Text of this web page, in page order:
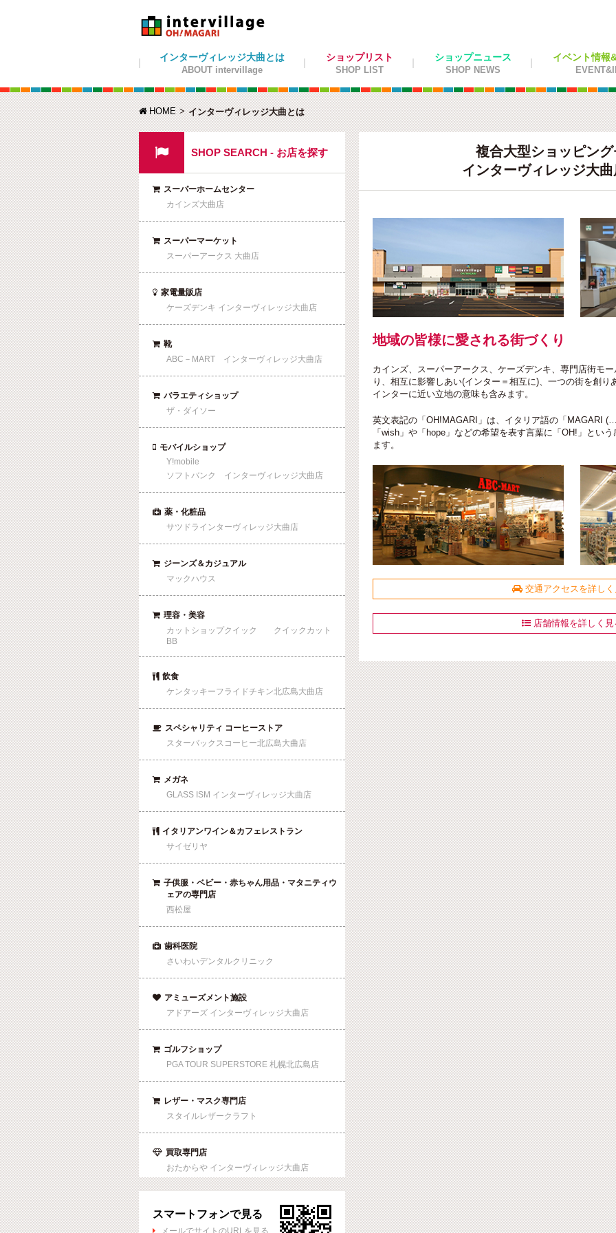
インターヴィレッジ大曲とは
ABOUT intervillage
ショップリスト
SHOP LIST
ショップニュース
SHOP NEWS
イベント情報
HOME インターヴィレッジ大曲とは
複合大型ショッピン
インターヴィレッジ大
地域の皆様に愛される街づくり
カインズ、スーパーアークス、ケーズデンキ、専門店街モ
り、相互に影響しあい(インター＝相互に)、一つの街を創
インターに近い立地の意味も含みます。
英文表記の「OH!MAGARI」は、イタリア語の「MAGARI
「wish」や「hope」などの希望を表す言葉に「OH!」とい
ます。
交通アクセスを詳しく
店舗情報を詳しく見
 SHOP SEARCH - お店を探す
 スーパーホームセンター
カインズ大曲店
 スーパーマーケット
スーパーアークス 大曲店
 家電量販店
ケーズデンキ インターヴィレッジ大曲店
 靴
ABC－MART インターヴィレッジ大曲店
 バラエティショップ
ザ・ダイソー
 モバイルショップ
Y!mobile
ソフトバンク インターヴィレッジ大曲店
 薬・化粧品
サツドラインターヴィレッジ大曲店
 ジーンズ＆カジュアル
マックハウス
 理容・美容
カットショップクイック クイックカット
BB
 飲食
ケンタッキーフライドチキン北広島大曲店
 スペシャリティ コーヒーストア
スターバックスコーヒー北広島大曲店
 メガネ
GLASS ISM インターヴィレッジ大曲店

イタリアンワイン＆カフェレストラン
サイゼリヤ
 子供服・ベビー・赤ちゃん用品・マタニティウ
ェアの専門店
西松屋
 歯科医院
さいわいデンタルクリニック
 アミューズメント施設
アドアーズ インターヴィレッジ大曲店
 ゴルフショップ
PGA TOUR SUPERSTORE 札幌北広島店
 レザー・マスク専門店
スタイルレザークラフト
 買取専門店
おたからや インターヴィレッジ大曲店
スマートフォンで見る
 メールでサイトのURLを見る